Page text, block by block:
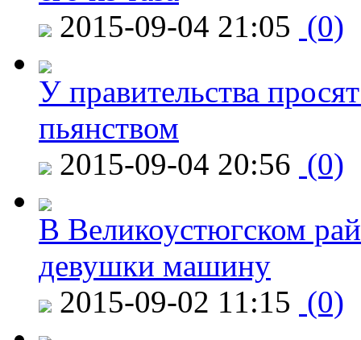
2015-09-04 21:05 (0)
У правительства
пьянством
2015-09-04 20:56 (0)
В Великоустюгском
девушки машину
2015-09-02 11:15 (0)